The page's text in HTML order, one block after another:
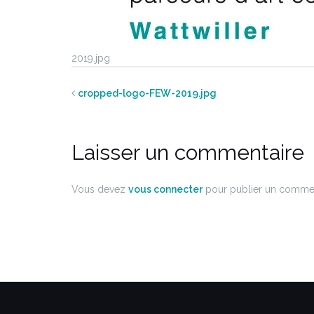
2019.jpg
cropped-logo-FEW-2019.jpg
Laisser un commentaire
Vous devez vous connecterpour publier un